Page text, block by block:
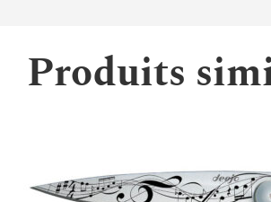
Produits